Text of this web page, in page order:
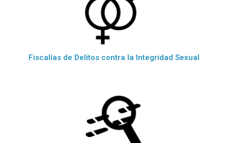
Fiscalías de Delitos contra la Integridad Sexual